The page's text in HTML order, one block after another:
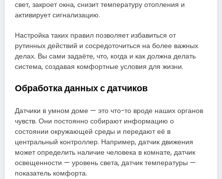
свет, закроет окна, снизит температуру отопления и
активирует сигнализацию.
Настройка таких правил позволяет избавиться от
рутинных действий и сосредоточиться на более важных
делах. Вы сами задаёте, что, когда и как должна делать
система, создавая комфортные условия для жизни.
Обработка данных с датчиков
Датчики в умном доме — это что-то вроде наших органов
чувств. Они постоянно собирают информацию о
состоянии окружающей среды и передают её в
центральный контроллер. Например, датчик движения
может определить наличие человека в комнате, датчик
освещенности — уровень света, датчик температуры —
показатель комфорта.